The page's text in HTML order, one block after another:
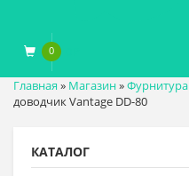
0
Главная » Магазин»Фурнитура
доводчик Vantage DD-80
КАТАЛОГ